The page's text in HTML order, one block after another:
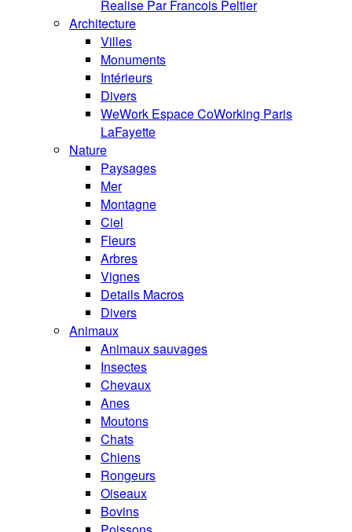
Realise Par Francois Peltier
Architecture
Villes
Monuments
Intérieurs
Divers
WeWork Espace CoWorking Paris
LaFayette
Nature
Paysages
Mer
Montagne
Ciel
Fleurs
Arbres
Vignes
Details Macros
Divers
Animaux
Animaux sauvages
Insectes
Chevaux
Anes
Moutons
Chats
Chiens
Rongeurs
Oiseaux
Bovins